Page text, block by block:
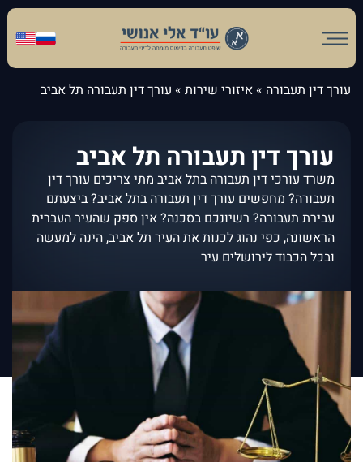
עורך דין תעבורה »איזורי שירות » עורך דין תעבורה תל אביב
עורך דין תעבורה תל אביב
משרד עורכי דין תעבורה בתל אביב מתי צריכים עורך דין
תעבורה? מחפשים עורך דין תעבורה בתל אביב? ביצעתם
עבירת תעבורה? רשיונכם בסכנה? אין ספק שהעיר העברית
הראשונה, כפי נהוג לכנות את העיר תל אביב, הינה למעשה
ובכל הכבוד לירושלים עיר